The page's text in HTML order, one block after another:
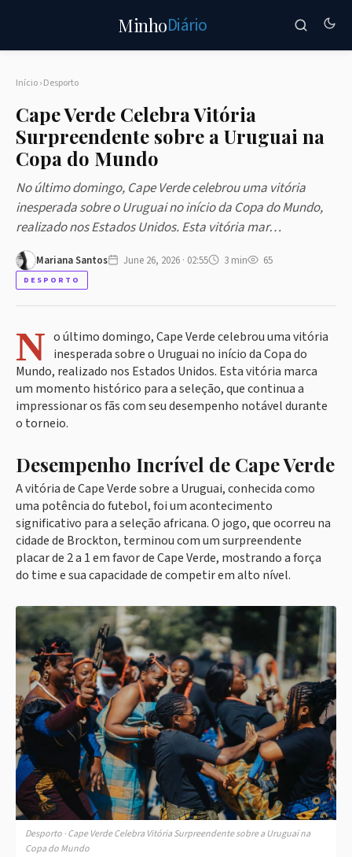
MinhoDiário
Início›Desporto
Cape Verde Celebra Vitória
Surpreendente sobre a Uruguai na
Copa do Mundo
No último domingo, Cape Verde celebrou uma vitória
inesperada sobre o Uruguai no início da Copa do Mundo,
realizado nos Estados Unidos. Esta vitória mar…
Mariana Santos June 26, 2026 · 02:55 3 min 65
DESPORTO
N o último domingo, Cape Verde celebrou uma vitória
inesperada sobre o Uruguai no início da Copa do
Mundo, realizado nos Estados Unidos. Esta vitória marca
um momento histórico para a seleção, que continua a
impressionar os fãs com seu desempenho notável durante
o torneio.
Desempenho Incrível de Cape Verde
A vitória de Cape Verde sobre a Uruguai, conhecida como
uma potência do futebol, foi um acontecimento
significativo para a seleção africana. O jogo, que ocorreu na
cidade de Brockton, terminou com um surpreendente
placar de 2 a 1 em favor de Cape Verde, mostrando a força
do time e sua capacidade de competir em alto nível.
Desporto · Cape Verde Celebra Vitória Surpreendente sobre a Uruguai na
Copa do Mundo